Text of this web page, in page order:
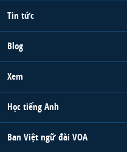
Tin tức
Blog
Xem
Học tiếng Anh
Ban Việt ngữ đài VOA